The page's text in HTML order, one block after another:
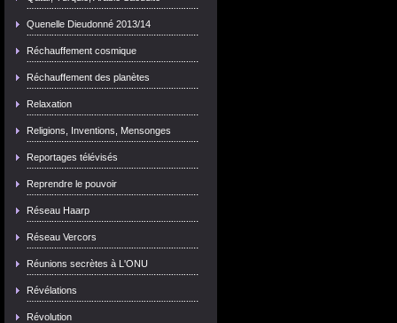
Quenelle Dieudonné 2013/14
Réchauffement cosmique
Réchauffement des planètes
Relaxation
Religions, Inventions, Mensonges
Reportages télévisés
Reprendre le pouvoir
Réseau Haarp
Réseau Vercors
Réunions secrètes à L'ONU
Révélations
Révolution